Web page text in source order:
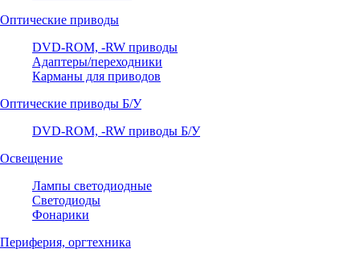
Оптические приводы
DVD-ROM, -RW приводы
Адаптеры/переходники
Карманы для приводов
Оптические приводы Б/У
DVD-ROM, -RW приводы Б/У
Освещение
Лампы светодиодные
Светодиоды
Фонарики
Периферия, оргтехника